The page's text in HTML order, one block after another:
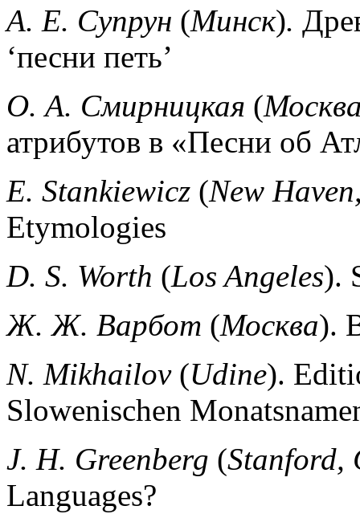
А. Е. Супрун (Минск).
‘песни петь’
О. А. Смирницкая (
атрибутов в «Песни об
Е. Stankiewicz (New
Etymologies
D. S. Worth (Los Angeles).
Ж. Ж. Варбот (Москва).
N. Mikhailov(Udine).
Slowenischen
J. H. Greenberg (Stanford,
Languages?